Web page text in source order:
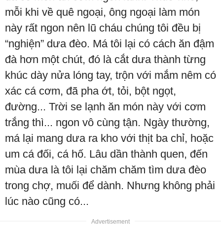
mỗi khi về quê ngoại, ông ngoại làm món
này rất ngon nên lũ cháu chúng tôi đều bị
“nghiện” dưa đèo. Má tôi lại có cách ăn đậm
đà hơn một chút, đó là cắt dưa thành từng
khúc dày nửa lóng tay, trộn với mắm nêm có
xác cá cơm, đã pha ớt, tỏi, bột ngọt,
đường... Trời se lạnh ăn món này với cơm
trắng thì... ngon vô cùng tận. Ngày thường,
má lại mang dưa ra kho với thịt ba chỉ, hoặc
um cá đối, cá hố. Lâu dần thành quen, đến
mùa dưa là tôi lại chăm chăm tìm dưa đèo
trong chợ, muối để dành. Nhưng không phải
lúc nào cũng có...